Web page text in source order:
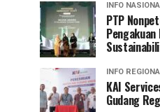
INFO
PTP
INFO
KAI
Gudang